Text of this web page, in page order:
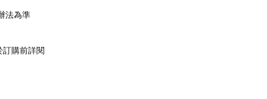
法為準
訂購前詳閱